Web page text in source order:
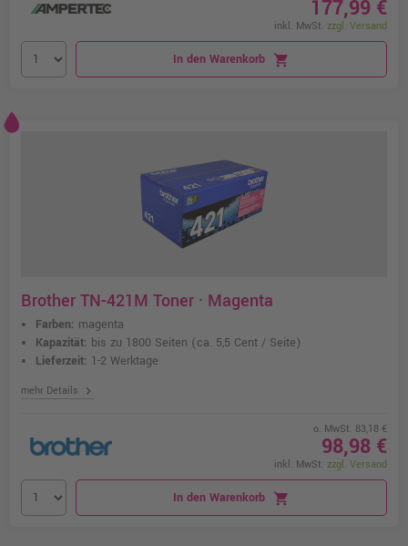
177,99 €
inkl. MwSt. zzgl. Versand
In den Warenkorb shopping_cart
Brother TN-421M Toner · Magenta
Farben: magenta
Kapazität: bis zu 1800 Seiten (ca. 5,5 Cent / Seite)
Lieferzeit: 1-2 Werktage
mehr Details chevron_right
o. MwSt. 83,18 €
98,98 €
inkl. MwSt. zzgl. Versand
In den Warenkorb shopping_cart